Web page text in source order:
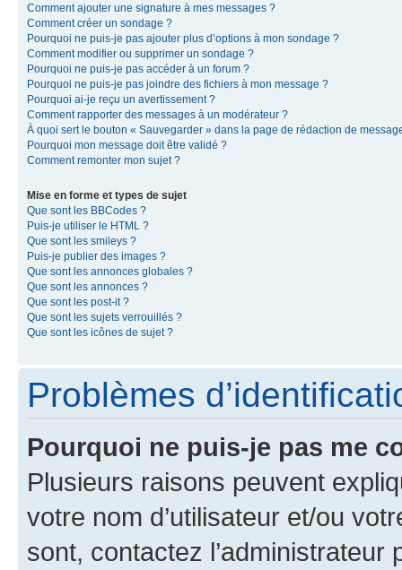
Comment ajouter une signature à mes messages ?
Comment créer un sondage ?
Pourquoi ne puis-je pas ajouter plus d’options à mon sondage ?
Comment modifier ou supprimer un sondage ?
Pourquoi ne puis-je pas accéder à un forum ?
Pourquoi ne puis-je pas joindre des fichiers à mon message ?
Pourquoi ai-je reçu un avertissement ?
Comment rapporter des messages à un modérateur ?
À quoi sert le bouton « Sauvegarder » dans la page de rédaction de
Pourquoi mon message doit être validé ?
Comment remonter mon sujet ?
Mise en forme et types de sujet
Que sont les BBCodes ?
Puis-je utiliser le HTML ?
Que sont les smileys ?
Puis-je publier des images ?
Que sont les annonces globales ?
Que sont les annonces ?
Que sont les post-it ?
Que sont les sujets verrouillés ?
Que sont les icônes de sujet ?
Problèmes
Pourquoi ne puis-je pas me
Plusieurs raisons peuvent
votre nom d’utilisateur et/ou
sont, contactez l’administrateur